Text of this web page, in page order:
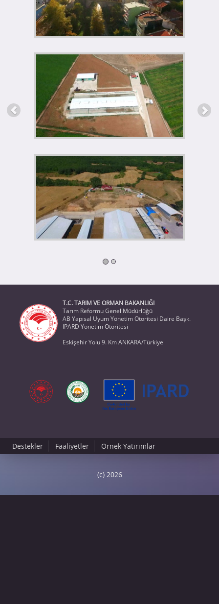
T.C. TARIM VE ORMAN BAKANLIĞI
Tarım Reformu Genel Müdürlüğü
AB Yapısal Uyum Yönetim Otoritesi Daire Başk.
IPARD Yönetim Otoritesi
Eskişehir Yolu 9. Km ANKARA/Türkiye
Destekler Faaliyetler Örnek Yatırımlar
(c) 2026